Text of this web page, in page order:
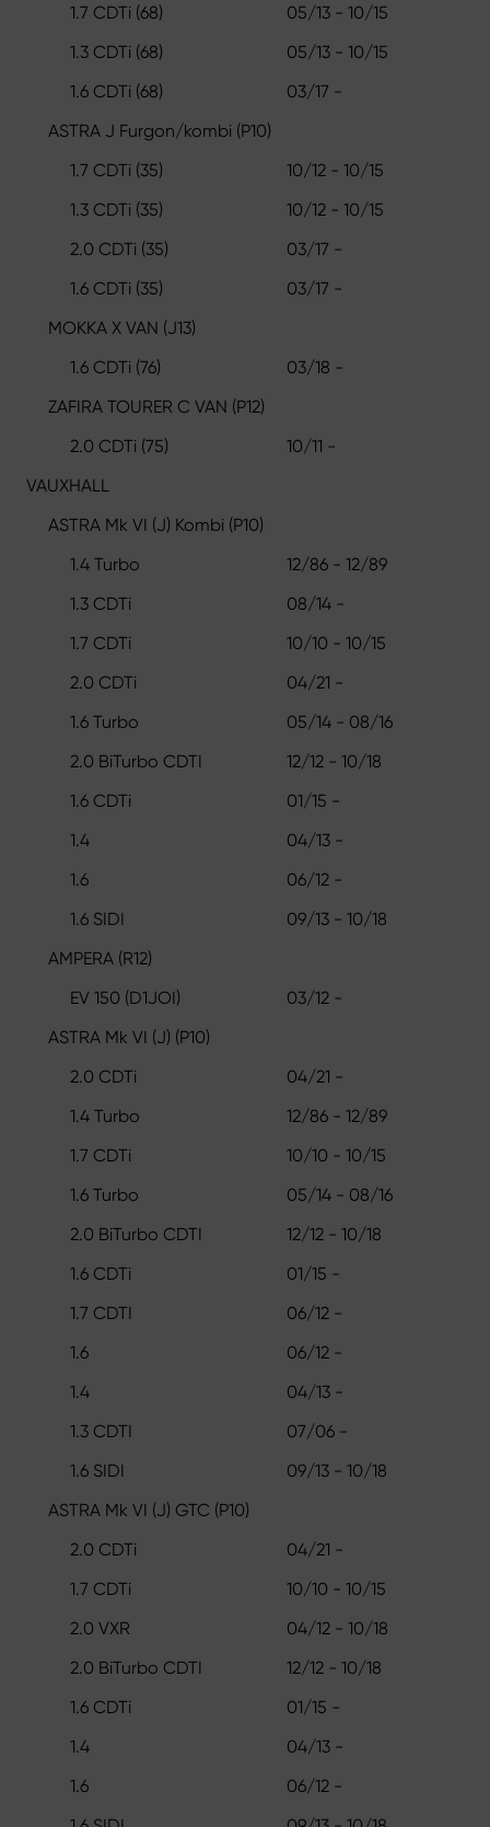
1.7 CDTi (68)
05/13 - 10/15
1.3 CDTi (68)
05/13 - 10/15
1.6 CDTi (68)
03/17 -
ASTRA J Furgon/kombi (P10)
1.7 CDTi (35)
10/12 - 10/15
1.3 CDTi (35)
10/12 - 10/15
2.0 CDTi (35)
03/17 -
1.6 CDTi (35)
03/17 -
MOKKA X VAN (J13)
1.6 CDTi (76)
03/18 -
ZAFIRA TOURER C VAN (P12)
2.0 CDTi (75)
10/11 -
VAUXHALL
ASTRA Mk VI (J) Kombi (P10)
1.4 Turbo
12/86 - 12/89
1.3 CDTi
08/14 -
1.7 CDTi
10/10 - 10/15
2.0 CDTi
04/21 -
1.6 Turbo
05/14 - 08/16
2.0 BiTurbo CDTI
12/12 - 10/18
1.6 CDTi
01/15 -
1.4
04/13 -
1.6
06/12 -
1.6 SIDI
09/13 - 10/18
AMPERA (R12)
EV 150 (D1JOI)
03/12 -
ASTRA Mk VI (J) (P10)
2.0 CDTi
04/21 -
1.4 Turbo
12/86 - 12/89
1.7 CDTi
10/10 - 10/15
1.6 Turbo
05/14 - 08/16
2.0 BiTurbo CDTI
12/12 - 10/18
1.6 CDTi
01/15 -
1.7 CDTI
06/12 -
1.6
06/12 -
1.4
04/13 -
1.3 CDTI
07/06 -
1.6 SIDI
09/13 - 10/18
ASTRA Mk VI (J) GTC (P10)
2.0 CDTi
04/21 -
1.7 CDTi
10/10 - 10/15
2.0 VXR
04/12 - 10/18
2.0 BiTurbo CDTI
12/12 - 10/18
1.6 CDTi
01/15 -
1.4
04/13 -
1.6
06/12 -